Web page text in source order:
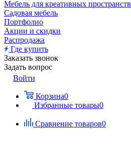
Мебель для креативных пространств
Садовая мебель
Портфолио
Акции и скидки
Распродажа
Где купить
Заказать звонок
Задать вопрос
Войти
Корзина0
Избранные товары0
Сравнение товаров0